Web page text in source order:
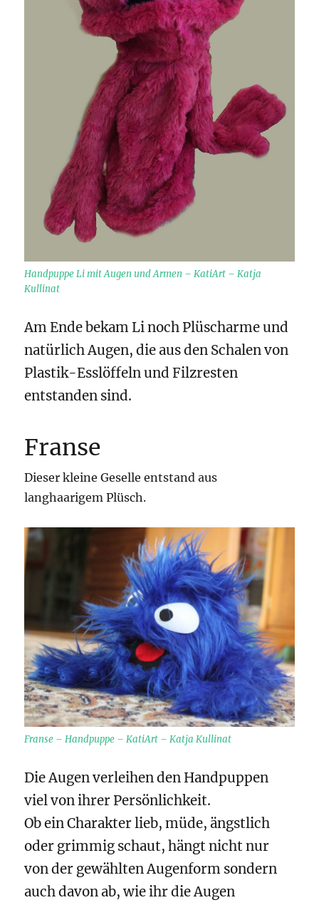
Handpuppe Li mit Augen und Armen – KatiArt – Katja
Kullinat
Am Ende bekam Li noch Plüscharme und
natürlich Augen, die aus den Schalen von
Plastik-Esslöffeln und Filzresten
entstanden sind.
Franse
Dieser kleine Geselle entstand aus
langhaarigem Plüsch.
Franse – Handpuppe – KatiArt – Katja Kullinat
Die Augen verleihen den Handpuppen
viel von ihrer Persönlichkeit.
Ob ein Charakter lieb, müde, ängstlich
oder grimmig schaut, hängt nicht nur
von der gewählten Augenform sondern
auch davon ab, wie ihr die Augen